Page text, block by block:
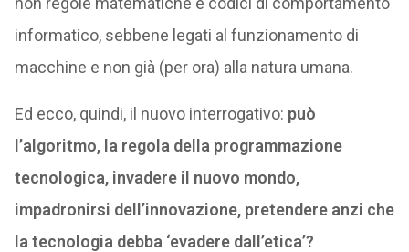
informatico, sebbene legati al funzionamento di
macchine e non già (per ora) alla natura umana.
Ed ecco, quindi, il nuovo interrogativo: può
l’algoritmo, la regola della programmazione
tecnologica, invadere il nuovo mondo,
impadronirsi dell’innovazione, pretendere anzi che
la tecnologia debba ‘evadere dall’etica’?